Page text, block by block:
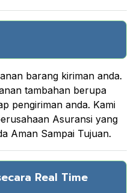
barang kiriman anda.
tambahan berupa
pengiriman anda. Kami
Asuransi yang
Aman Sampai Tujuan.
Real Time